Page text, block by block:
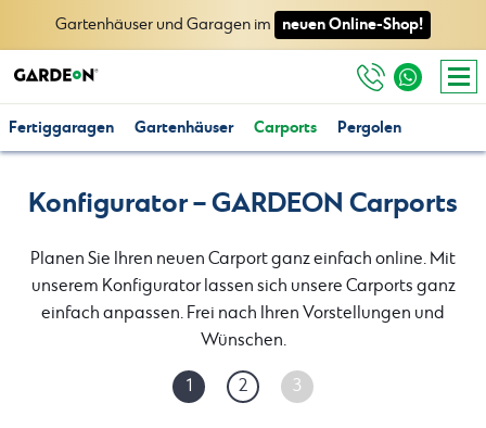
Gartenhäuser und Garagen im neuen Online-Shop!
Fertiggaragen Gartenhäuser Carports Pergolen
Konfigurator – GARDEON Carports
Planen Sie Ihren neuen Carport ganz einfach online. Mit
unserem Konfigurator lassen sich unsere Carports ganz
einfach anpassen. Frei nach Ihren Vorstellungen und
Wünschen.
1 2 3